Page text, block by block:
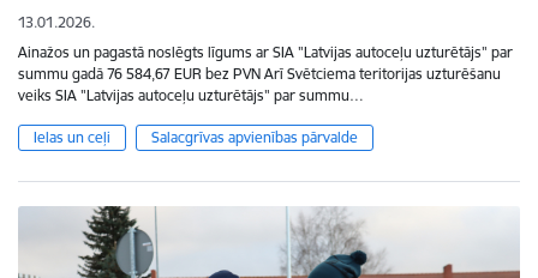
13.01.2026.
Ainažos un pagastā noslēgts līgums ar SIA "Latvijas autoceļu uzturētājs" par
summu gadā 76 584,67 EUR bez PVN Arī Svētciema teritorijas uzturēšanu
veiks SIA "Latvijas autoceļu uzturētājs" par summu…
Ielas un ceļi Salacgrīvas apvienības pārvalde